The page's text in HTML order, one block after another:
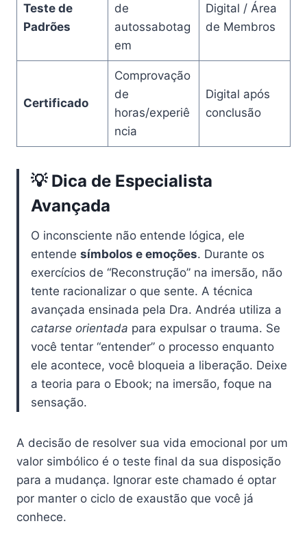
Teste de
Padrões
de
autossabotag
em
Digital / Área
de Membros
Certificado
Comprovação
de
horas/experiê
ncia
Digital após
conclusão
💡 Dica de Especialista
Avançada
O inconsciente não entende lógica, ele
entende símbolos e emoções. Durante os
exercícios de “Reconstrução” na imersão, não
tente racionalizar o que sente. A técnica
avançada ensinada pela Dra. Andréa utiliza a
catarse orientada para expulsar o trauma. Se
você tentar “entender” o processo enquanto
ele acontece, você bloqueia a liberação. Deixe
a teoria para o Ebook; na imersão, foque na
sensação.
A decisão de resolver sua vida emocional por um
valor simbólico é o teste final da sua disposição
para a mudança. Ignorar este chamado é optar
por manter o ciclo de exaustão que você já
conhece.